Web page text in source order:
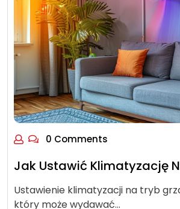
0 Comments
Jak Ustawić Klimatyzację
Ustawienie klimatyzacji na tryb
który może wydawać…